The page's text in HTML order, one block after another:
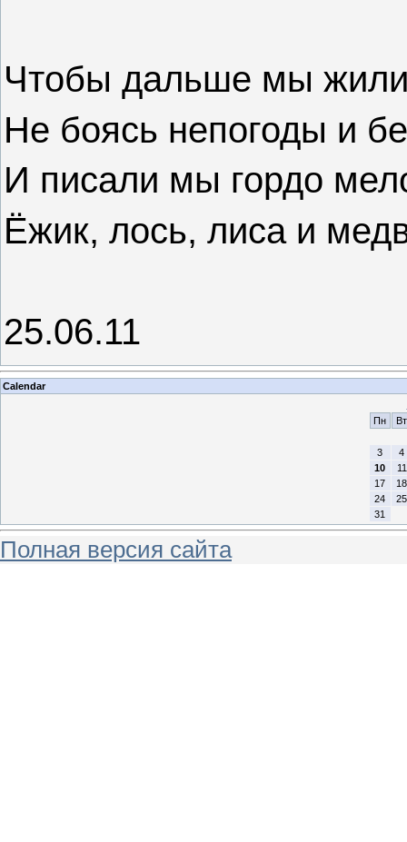
Чтобы дальше мы
Не боясь непогоды и
И писали мы гордо
Ёжик, лось, лиса и
25.06.11
Calendar
Пн
Вт
3
4
10
11
17
18
24
25
31
Полная версия сайта